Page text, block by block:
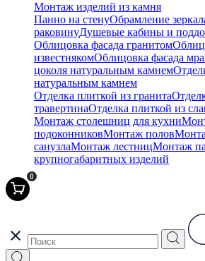
Монтаж изделий из камня
Панно на стенуОбрамление
раковинуДушевые кабины и
Облицовка фасада гранитом
известнякомОблицовка фасада
цоколя натуральным камнем
натуральным камнем
Отделка плиткой из гранита
травертинаОтделка плиткой из
Монтаж столешниц для кухни
подоконниковМонтаж полов
санузлаМонтаж лестницМонтаж
крупногабаритных изделий
0